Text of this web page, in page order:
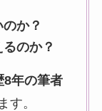
か？
のか？
8年の筆者
す。